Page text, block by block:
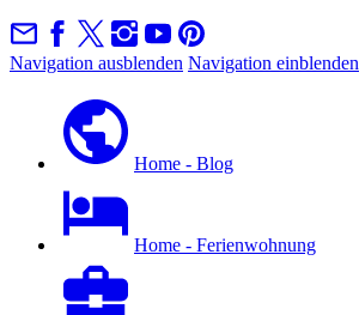
Navigation ausblenden Navigation einblenden
Home - Blog
Home - Ferienwohnung